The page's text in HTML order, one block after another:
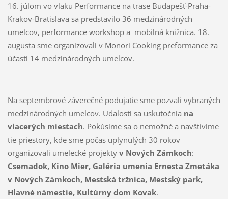
16. júlom vo vlaku Performance na trase Budapešť-Praha-
Krakov-Bratislava sa predstavilo 36 medzinárodných
umelcov, performance workshop a mobilná knižnica. 18.
augusta sme organizovali v Monori Cooking preformance za
účasti 14 medzinárodných umelcov.
Na septembrové záverečné podujatie sme pozvali vybraných
medzinárodných umelcov. Udalosti sa uskutočnia na
viacerých miestach. Pokúsime sa o nemožné a navštívime
tie priestory, kde sme počas uplynulých 30 rokov
organizovali umelecké projekty v Nových Zámkoch:
Csemadok, Kino Mier, Galéria umenia Ernesta Zmetáka
v Nových Zámkoch, Mestská tržnica, Mestský park,
Hlavné námestie, Kultúrny dom Kovak.